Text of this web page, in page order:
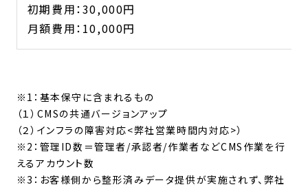
初期費用：30,000円
月額費用：10,000円
※1：基本保守に含まれるもの
（１）CMSの共通バージョンアップ
（２）インフラの障害対応<弊社営業時間内対応>）
※2：管理ID数＝管理者/承認者/作業者などCMS作業を行
えるアカウント数
※3：お客様側から整形済みデータ提供が実施されず、弊社